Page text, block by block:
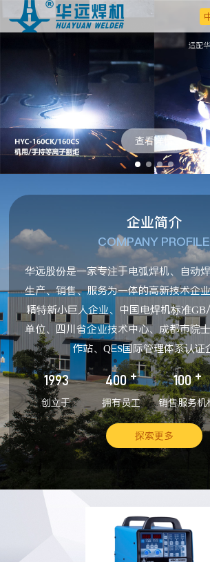
查看详情
企业简介
COMPANY PROFILE
华远股份是一家专注于电弧焊机、自动焊
生产、销售、服务为一体的高新技术企
精特新小巨人企业、中国电焊机标准
单位、四川省企业技术中心、成都市院
作站、QES国际管理体系认证
1993
创立于
400 +
拥有员工
100 +
销售服务机
探索更多